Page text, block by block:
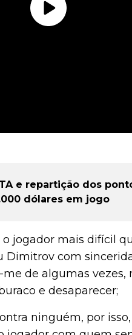
e repartição dos
dólares em jogo
jogador mais difícil
Dimitrov com
de algumas
e desaparecer;
ninguém, por